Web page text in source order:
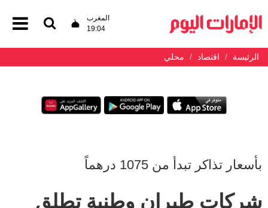
المغرب
19:04
الرئيسة اقتصاد محلي
بأسعار تذاكر تبدأ من 1075 درهماً
شركات طيران وطنية تطلق